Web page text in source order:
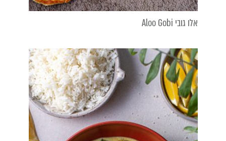
אלו גובי Aloo Gobi